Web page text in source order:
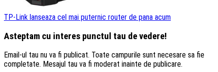
TP-Link lanseaza cel mai puternic router de pana acum
Asteptam cu interes punctul tau de vedere!
Email-ul tau nu va fi publicat. Toate campurile sunt necesare sa fie
completate. Mesajul tau va fi moderat inainte de publicare.